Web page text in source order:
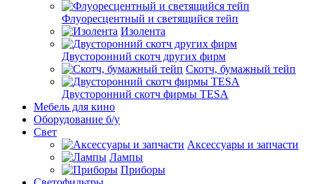
Флуоресцентный и светящийся тейп
Изолента
Двусторонний скотч других фирм
Скотч, бумажный тейп
Двусторонний скотч фирмы TESA
Мебель для кино
Оборудование б/у
Свет
Аксессуары и запчасти
Лампы
Приборы